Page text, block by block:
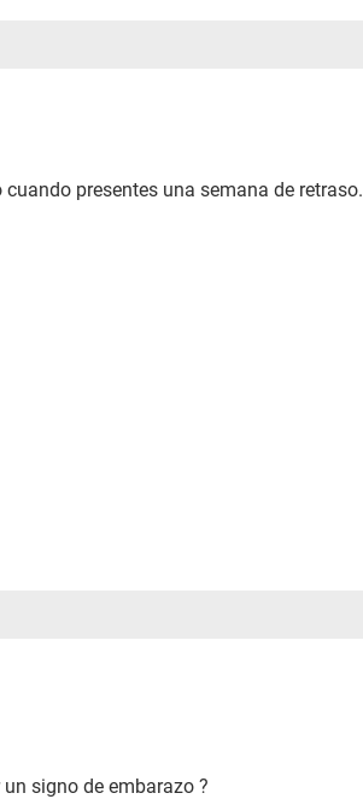
presentes una semana de retraso.
signo de embarazo ?